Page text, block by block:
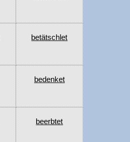
betätschlet
bedenket
beerbtet